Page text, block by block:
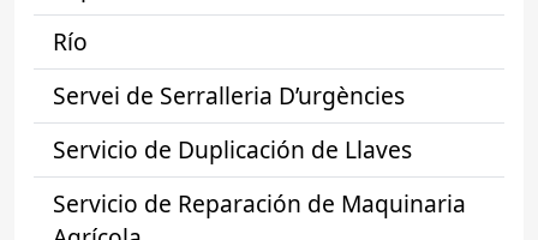
Río
Servei de Serralleria D’urgències
Servicio de Duplicación de Llaves
Servicio de Reparación de Maquinaria